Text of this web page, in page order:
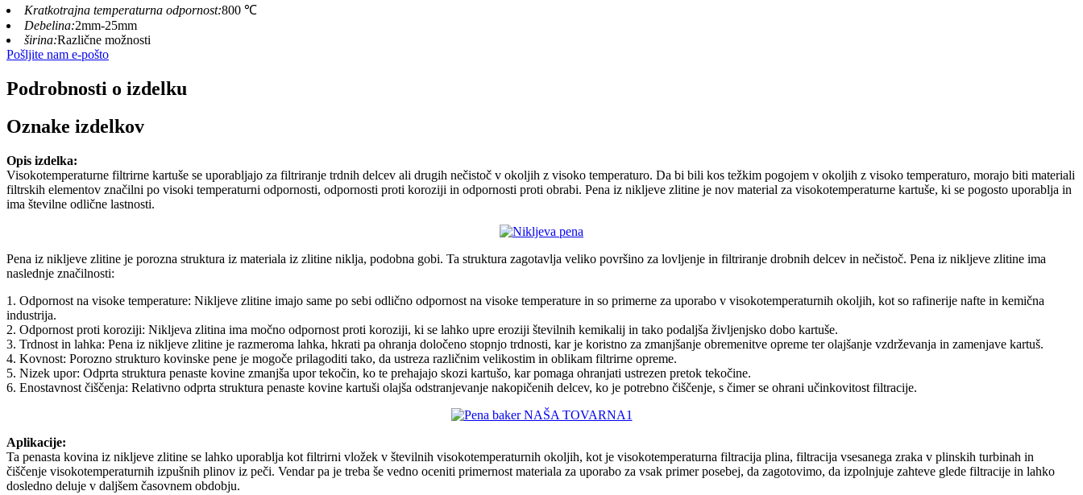
Kratkotrajna temperaturna odpornost:800 ℃
Debelina:2mm-25mm
širina:Različne možnosti
Pošljite nam e-pošto
Podrobnosti o izdelku
Oznake izdelkov
Opis izdelka:
Visokotemperaturne filtrirne kartuše se uporabljajo za filtriranje trdnih delcev ali drugih nečistoč v okoljih z visoko temperaturo. Da bi bili kos težkim pogojem v okoljih z visoko temperaturo, morajo biti materiali
filtrskih elementov značilni po visoki temperaturni odpornosti, odpornosti proti koroziji in odpornosti proti obrabi. Pena iz nikljeve zlitine je nov material za visokotemperaturne kartuše, ki se pogosto uporablja in
ima številne odlične lastnosti.
Pena iz nikljeve zlitine je porozna struktura iz materiala iz zlitine niklja, podobna gobi. Ta struktura zagotavlja veliko površino za lovljenje in filtriranje drobnih delcev in nečistoč. Pena iz nikljeve zlitine ima
naslednje značilnosti:
1. Odpornost na visoke temperature: Nikljeve zlitine imajo same po sebi odlično odpornost na visoke temperature in so primerne za uporabo v visokotemperaturnih okoljih, kot so rafinerije nafte in kemična
industrija.
2. Odpornost proti koroziji: Nikljeva zlitina ima močno odpornost proti koroziji, ki se lahko upre eroziji številnih kemikalij in tako podaljša življenjsko dobo kartuše.
3. Trdnost in lahka: Pena iz nikljeve zlitine je razmeroma lahka, hkrati pa ohranja določeno stopnjo trdnosti, kar je koristno za zmanjšanje obremenitve opreme ter olajšanje vzdrževanja in zamenjave kartuš.
4. Kovnost: Porozno strukturo kovinske pene je mogoče prilagoditi tako, da ustreza različnim velikostim in oblikam filtrirne opreme.
5. Nizek upor: Odprta struktura penaste kovine zmanjša upor tekočin, ko te prehajajo skozi kartušo, kar pomaga ohranjati ustrezen pretok tekočine.
6. Enostavnost čiščenja: Relativno odprta struktura penaste kovine kartuši olajša odstranjevanje nakopičenih delcev, ko je potrebno čiščenje, s čimer se ohrani učinkovitost filtracije.
Aplikacije:
Ta penasta kovina iz nikljeve zlitine se lahko uporablja kot filtrirni vložek v številnih visokotemperaturnih okoljih, kot je visokotemperaturna filtracija plina, filtracija vsesanega zraka v plinskih turbinah in
čiščenje visokotemperaturnih izpušnih plinov iz peči. Vendar pa je treba še vedno oceniti primernost materiala za uporabo za vsak primer posebej, da zagotovimo, da izpolnjuje zahteve glede filtracije in lahko
dosledno deluje v daljšem časovnem obdobju.